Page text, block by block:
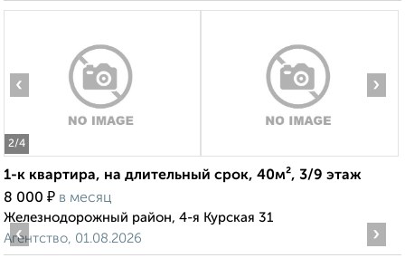
2/4
‹ ›
1-к квартира, на длительный срок, 40м², 3/9 этаж
8 000 ₽ в месяц
Железнодорожный район, 4-я Курская 31
Агентство, 01.08.2026
‹ ›